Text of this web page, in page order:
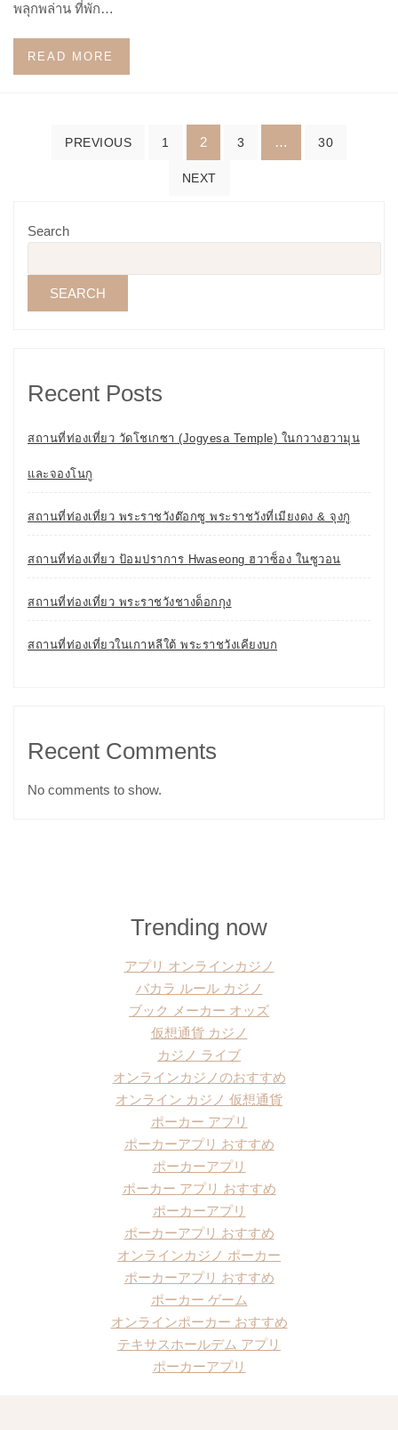
พลุกพล่าน ที่พัก…
READ MORE
PREVIOUS 1 2 3 … 30
NEXT
Search
SEARCH
Recent Posts
สถานที่ท่องเที่ยว วัดโชเกซา (Jogyesa Temple) ในกวางฮวามุน
และจองโนกู
สถานที่ท่องเที่ยว พระราชวังต๊อกซู พระราชวังที่เมียงดง & จุงกู
สถานที่ท่องเที่ยว ป้อมปราการ Hwaseong ฮวาซ็อง ในซูวอน
สถานที่ท่องเที่ยว พระราชวังชางด็อกกุง
สถานที่ท่องเที่ยวในเกาหลีใต้ พระราชวังเคียงบก
Recent Comments
No comments to show.
Trending now
アプリ オンラインカジノ
バカラ ルール カジノ
ブック メーカー オッズ
仮想通貨 カジノ
カジノ ライブ
オンラインカジノのおすすめ
オンライン カジノ 仮想通貨
ポーカー アプリ
ポーカーアプリ おすすめ
ポーカーアプリ
ポーカー アプリ おすすめ
ポーカーアプリ
ポーカーアプリ おすすめ
オンラインカジノ ポーカー
ポーカーアプリ おすすめ
ポーカー ゲーム
オンラインポーカー おすすめ
テキサスホールデム アプリ
ポーカーアプリ